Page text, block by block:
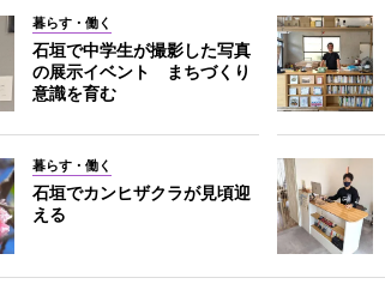
暮らす・働く
石垣で中学生が撮影した写真
の展示イベント まちづくり
意識を育む
暮らす・働く
石垣でカンヒザクラが見頃迎
える